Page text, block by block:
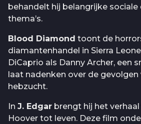
behandelt hij belangrijke
thema’s.
Blood Diamond toont de
diamantenhandel in Sierra
DiCaprio als Danny Archer, een
laat nadenken over de gevolgen
hebzucht.
In J. Edgar brengt hij het verhaal
Hoover tot leven. Deze film